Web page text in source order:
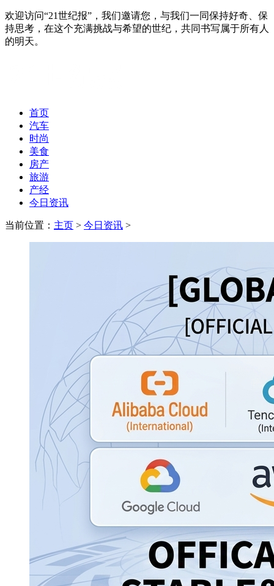
欢迎访问“21世纪报”，我们邀请您，与我们一同保持好奇、保
持思考，在这个充满挑战与希望的世纪，共同书写属于所有人
的明天。
首页
汽车
时尚
美食
房产
旅游
产经
今日资讯
当前位置： 主页 > 今日资讯 >